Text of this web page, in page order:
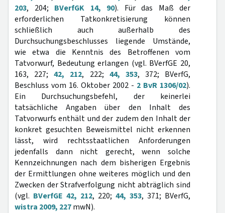
203, 204; BVerfGK 14, 90). Für das Maß der
erforderlichen Tatkonkretisierung können
schließlich auch außerhalb des
Durchsuchungsbeschlusses liegende Umstände,
wie etwa die Kenntnis des Betroffenen vom
Tatvorwurf, Bedeutung erlangen (vgl. BVerfGE 20,
163, 227;42, 212, 222; 44, 353, 372; BVerfG,
Beschluss vom 16. Oktober 2002 - 2 BvR 1306/02).
Ein Durchsuchungsbefehl, der keinerlei
tatsächliche Angaben über den Inhalt des
Tatvorwurfs enthält und der zudem den Inhalt der
konkret gesuchten Beweismittel nicht erkennen
lässt, wird rechtsstaatlichen Anforderungen
jedenfalls dann nicht gerecht, wenn solche
Kennzeichnungen nach dem bisherigen Ergebnis
der Ermittlungen ohne weiteres möglich und den
Zwecken der Strafverfolgung nicht abträglich sind
(vgl. BVerfGE 42, 212, 220; 44, 353, 371; BVerfG,
wistra 2009, 227mwN).